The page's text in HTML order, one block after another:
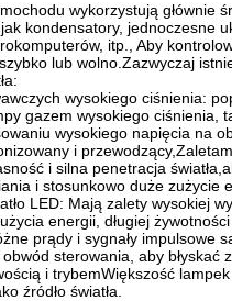
wykorzystują głównie
kondensatory, jednoczesne
itp., Aby
lub wolno.Zazwyczaj
wysokiego ciśnienia:
gazem wysokiego ciśnienia,
wysokiego napięcia na
i
i silna penetracja
i stosunkowo duże zużycie
LED: Mają zalety wysokiej
energii, długiej
prądy i sygnały impulsowe
sterowania, aby błyskać
i trybemWiększość
źródło światła.